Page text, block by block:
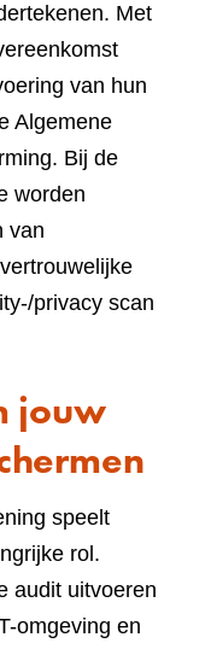
Met
van hun
Algemene
Bij de
worden
van
privacy scan
jouw
speelt
rol.
audit uitvoeren
omgeving en